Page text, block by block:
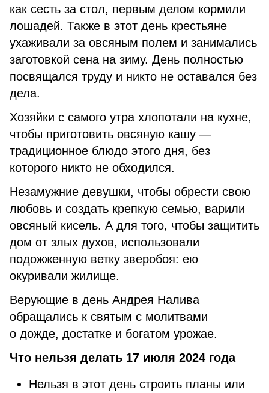
как сесть за стол, первым делом кормили
лошадей. Также в этот день крестьяне
ухаживали за овсяным полем и занимались
заготовкой сена на зиму. День полностью
посвящался труду и никто не оставался без
дела.
Хозяйки с самого утра хлопотали на кухне,
чтобы приготовить овсяную кашу —
традиционное блюдо этого дня, без
которого никто не обходился.
Незамужние девушки, чтобы обрести свою
любовь и создать крепкую семью, варили
овсяный кисель. А для того, чтобы защитить
дом от злых духов, использовали
подожженную ветку зверобоя: ею
окуривали жилище.
Верующие в день Андрея Налива
обращались к святым с молитвами
о дожде, достатке и богатом урожае.
Что нельзя делать 17 июля 2024 года
Нельзя в этот день строить планы или